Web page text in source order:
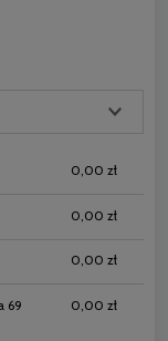
ewentualnych
0,00 zł
0,00 zł
0,00 zł
69
0,00 zł